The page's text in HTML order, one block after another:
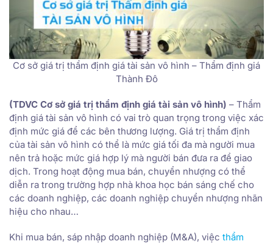
Cơ sở giá trị thẩm định giá tài sản vô hình – Thẩm định giá
Thành Đô
(TDVC Cơ sở giá trị thẩm định giá tài sản vô hình) – Thẩm
định giá tài sản vô hình có vai trò quan trọng trong việc xác
định mức giá để các bên thương lượng. Giá trị thẩm định
của tài sản vô hình có thể là mức giá tối đa mà người mua
nên trả hoặc mức giá hợp lý mà người bán đưa ra để giao
dịch. Trong hoạt động mua bán, chuyển nhượng có thể
diễn ra trong trường hợp nhà khoa học bán sáng chế cho
các doanh nghiệp, các doanh nghiệp chuyển nhượng nhãn
hiệu cho nhau…
Khi mua bán, sáp nhập doanh nghiệp (M&A), việc thẩm